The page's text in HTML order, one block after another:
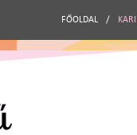
FŐOLDAL /